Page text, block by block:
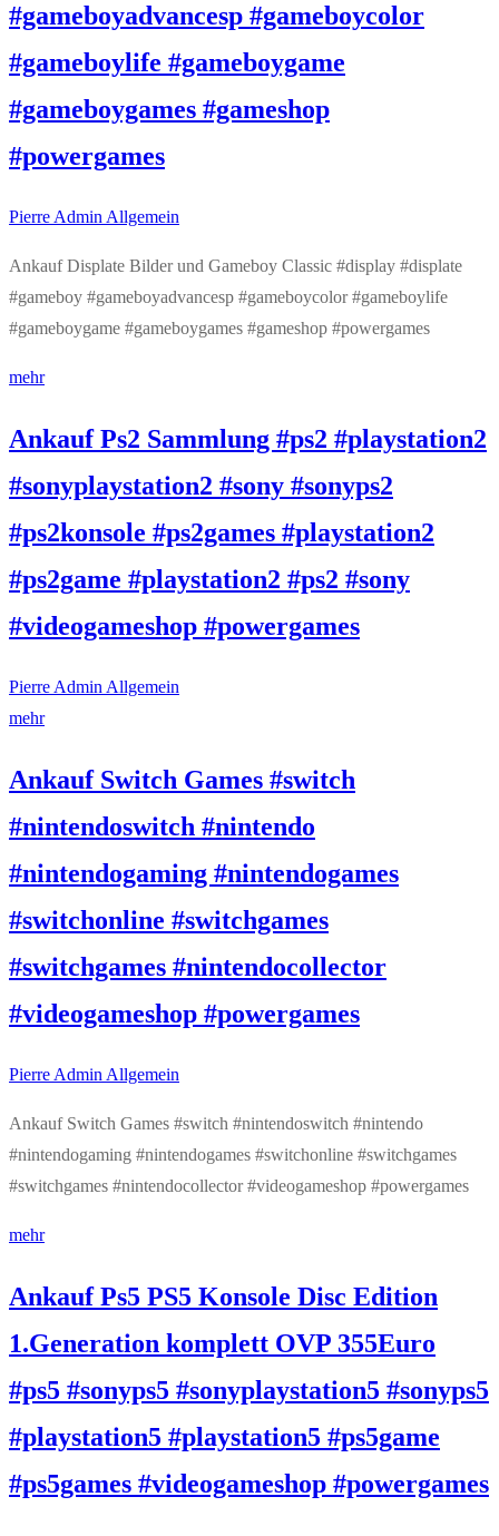
#gameboyadvancesp #gameboycolor
#gameboylife #gameboygame
#gameboygames #gameshop
#powergames
Pierre Admin Allgemein
Ankauf Displate Bilder und Gameboy Classic #display #displate
#gameboy #gameboyadvancesp #gameboycolor #gameboylife
#gameboygame #gameboygames #gameshop #powergames
mehr
Ankauf Ps2 Sammlung #ps2 #playstation2
#sonyplaystation2 #sony #sonyps2
#ps2konsole #ps2games #playstation2
#ps2game #playstation2 #ps2 #sony
#videogameshop #powergames
Pierre Admin Allgemein
mehr
Ankauf Switch Games #switch
#nintendoswitch #nintendo
#nintendogaming #nintendogames
#switchonline #switchgames
#switchgames #nintendocollector
#videogameshop #powergames
Pierre Admin Allgemein
Ankauf Switch Games #switch #nintendoswitch #nintendo
#nintendogaming #nintendogames #switchonline #switchgames
#switchgames #nintendocollector #videogameshop #powergames
mehr
Ankauf Ps5 PS5 Konsole Disc Edition
1.Generation komplett OVP 355Euro
#ps5 #sonyps5 #sonyplaystation5 #sonyps5
#playstation5 #playstation5 #ps5game
#ps5games #videogameshop #powergames